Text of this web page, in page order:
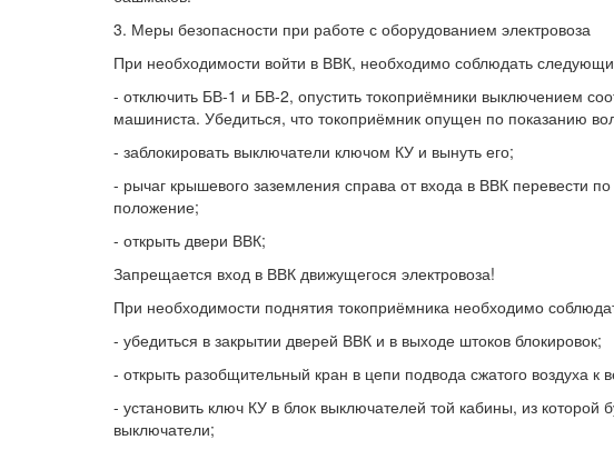
3. Меры безопасности при работе с оборудованием электровоза
При необходимости войти в ВВК, необходимо соблюдать
- отключить БВ-1 и БВ-2, опустить токоприёмники выключением
машиниста. Убедиться, что токоприёмник опущен по показанию
- заблокировать выключатели ключом КУ и вынуть его;
- рычаг крышевого заземления справа от входа в ВВК перевести по
положение;
- открыть двери ВВК;
Запрещается вход в ВВК движущегося электровоза!
При необходимости поднятия токоприёмника необходимо
- убедиться в закрытии дверей ВВК и в выходе штоков блокировок;
- открыть разобщительный кран в цепи подвода сжатого воздуха к
- установить ключ КУ в блок выключателей той кабины, из которой
выключатели;